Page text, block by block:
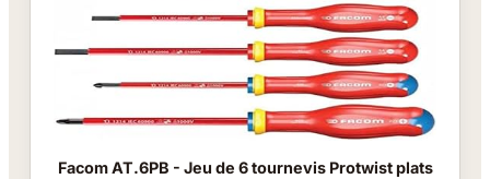
Facom AT.6PB - Jeu de 6 tournevis Protwist plats